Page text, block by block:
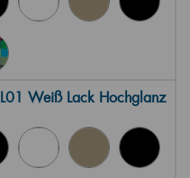
L01 Weiß Lack Hochglanz